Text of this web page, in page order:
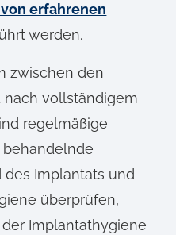
von erfahrenen
werden.
zwischen den
vollständigem
regelmäßige
behandelnde
des Implantats und
überprüfen,
Implantathygiene